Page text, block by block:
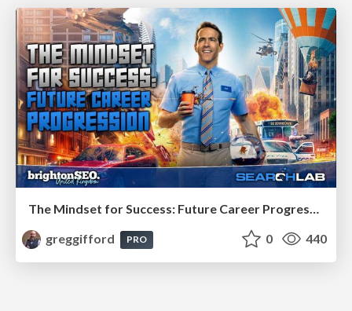
The Mindset for Success: Future Career Progression
greggifford
PRO 0 440